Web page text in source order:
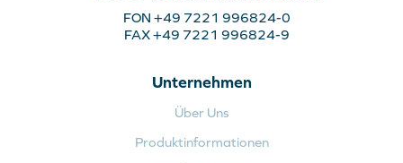
FON +49 7221 996824-0
FAX +49 7221 996824-9
Unternehmen
Über Uns
Produktinformationen